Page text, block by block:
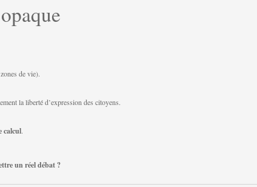
de vie).
la liberté d’expression des citoyens.
calcul.
un réel débat ?